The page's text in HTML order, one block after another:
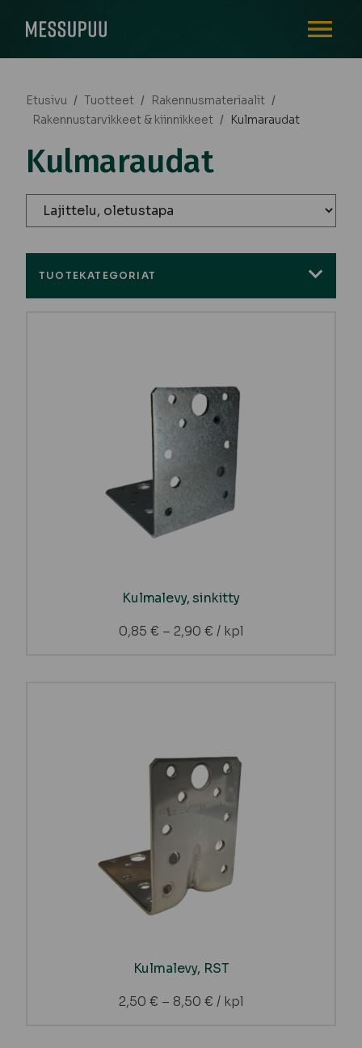
Etusivu / Tuotteet / Rakennusmateriaalit /
Rakennustarvikkeet & kiinnikkeet / Kulmaraudat
Kulmaraudat
TUOTEKATEGORIAT
Kulmalevy, sinkitty
0,85 € – 2,90 € / kpl
Kulmalevy, RST
2,50 € – 8,50 € / kpl